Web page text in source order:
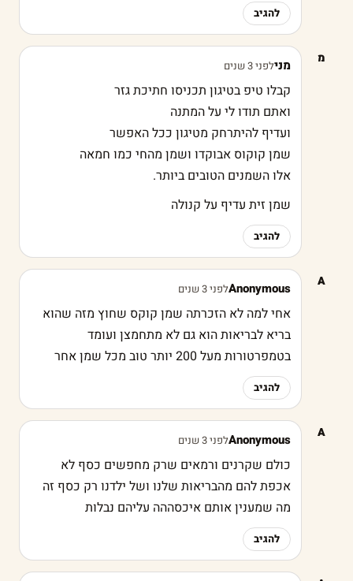
להגיב
מ מנילפני 3 שנים
קבלו טיפ בטיגון תכניסו חתיכת גזר
ואתם תודו לי על המתנה
ועדיף להיתרחק מטיגון ככל האפשר
שמן קוקוס אבוקדו ושמן מהחי כמו חמאה
אלו השמנים הטובים ביותר.
שמן זית עדיף על קנולה
להגיב
A
Anonymousלפני 3 שנים
אחי למה לא הזכרתה שמן קוקס שחוץ מזה שהוא
בריא לבריאות הוא גם לא מתחמצן ועומד
בטמפרטורות מעל 200 יותר טוב מכל שמן אחר
להגיב
A
Anonymousלפני 3 שנים
כולם שקרנים ורמאים שרק מחפשים כסף לא
אכפת להם מהבריאות שלנו ושל ילדנו רק כסף זה
מה שמענין אותם איכסההה עליהם נבלות
להגיב